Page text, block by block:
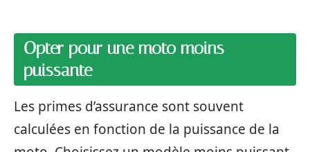
Opter pour une moto moins
puissante
Les primes d’assurance sont souvent
calculées en fonction de la puissance de la